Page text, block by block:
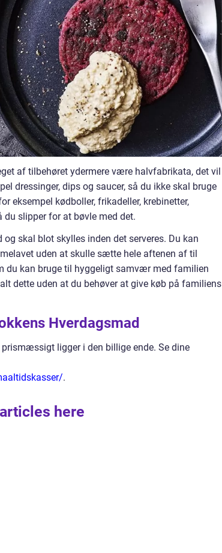
af tilbehøret ydermere være halvfabrikata, det vil
dressinger, dips og saucer, så du ikke skal bruge
eksempel kødboller, frikadeller, krebinetter,
slipper for at bøvle med det.
skal blot skylles inden det serveres. Du kan
uden at skulle sætte hele aftenen af til
du kan bruge til hyggeligt samvær med familien
dette uden at du behøver at give køb på familiens
Hverdagsmad
ligger i den billige ende. Se dine
.
here